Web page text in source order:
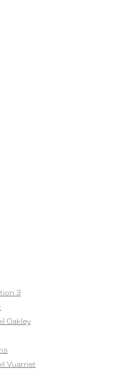
3
Oakley
Vuarnet